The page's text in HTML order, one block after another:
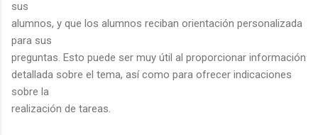
sus
alumnos, y que los alumnos reciban orientación personalizada
para sus
preguntas. Esto puede ser muy útil al proporcionar información
detallada sobre el tema, así como para ofrecer indicaciones
sobre la
realización de tareas.